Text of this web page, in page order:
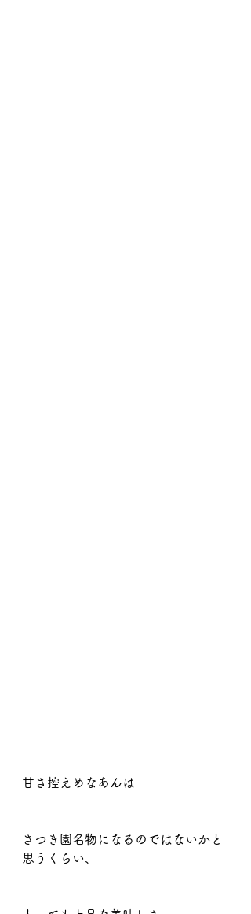
甘さ控えめなあんは
さつき園名物になるのではないかと
思うくらい、